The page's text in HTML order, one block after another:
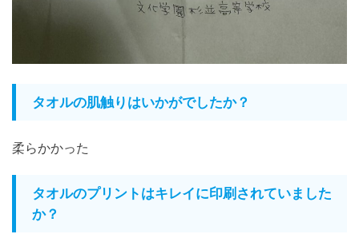
タオルの肌触りはいかがでしたか？
柔らかかった
タオルのプリントはキレイに印刷されていました
か？